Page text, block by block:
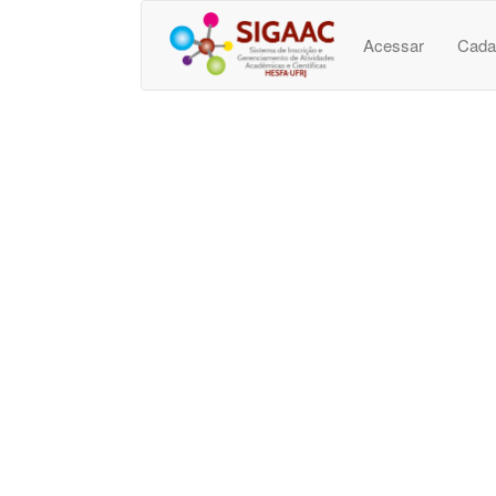
Acessar